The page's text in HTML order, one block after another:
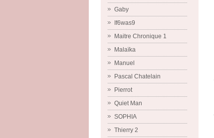
Gaby
If6was9
Maitre Chronique 1
Malaïka
Manuel
Pascal Chatelain
Pierrot
Quiet Man
SOPHIA
Thierry 2